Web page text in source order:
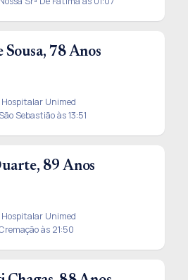
Sousa, 78 Anos
Unimed
São Sebastião às 13:51
89 Anos
Unimed
às 21:50